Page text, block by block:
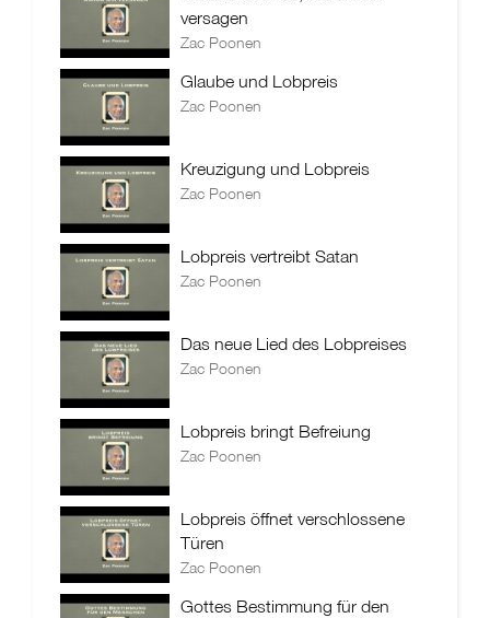
versagen
Zac Poonen
Glaube und Lobpreis
Zac Poonen
Kreuzigung und Lobpreis
Zac Poonen
Lobpreis vertreibt Satan
Zac Poonen
Das neue Lied des Lobpreises
Zac Poonen
Lobpreis bringt Befreiung
Zac Poonen
Lobpreis öffnet verschlossene
Türen
Zac Poonen
Gottes Bestimmung für den